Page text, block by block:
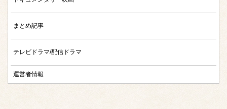
まとめ記事
テレビドラマ/配信ドラマ
運営者情報